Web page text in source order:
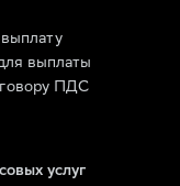
выплаты
ПДС
услуг